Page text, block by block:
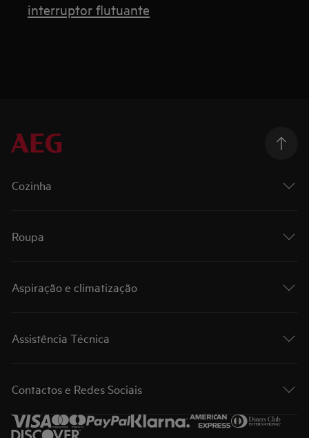
interruptor flutuante
Cozinha
Roupa
Aspiração e climatização
Assistência Técnica
Contactos e Redes Sociais